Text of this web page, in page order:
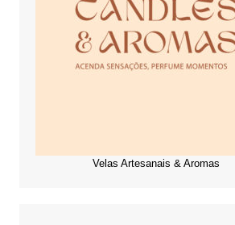
Velas Artesanais & Aromas